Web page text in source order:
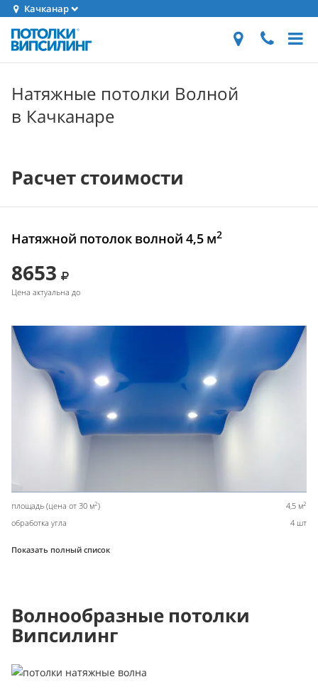
Качканар
Натяжные потолки Волной
в Качканаре
Расчет стоимости
Натяжной потолок волной 4,5 м2
8653
Цена актуальна до
площадь (цена от 30 м2) 4,5 м2
обработка угла 4 шт
Показать полный список
Волнообразные потолки
Випсилинг